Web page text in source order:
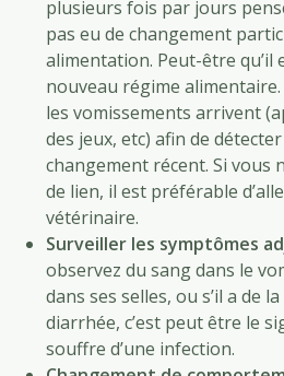
plusieurs fois par jours
pas eu de changement
alimentation. Peut-être qu’il
nouveau régime
les vomissements arrivent
des jeux, etc) afin de
changement récent. Si vous
de lien, il est préférable
vétérinaire.
Surveiller les symptômes
observez du sang dans le
dans ses selles, ou s’il a de
diarrhée, c’est peut être le
souffre d’une infection.